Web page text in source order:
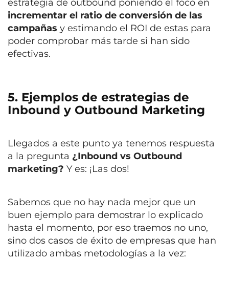
estrategia de outbound poniendo el foco en
incrementar el ratio de conversión de las
campañas y estimando el ROI de estas para
poder comprobar más tarde si han sido
efectivas.
5. Ejemplos de estrategias de
Inbound y Outbound Marketing
Llegados a este punto ya tenemos respuesta
a la pregunta ¿Inbound vs Outbound
marketing? Y es: ¡Las dos!
Sabemos que no hay nada mejor que un
buen ejemplo para demostrar lo explicado
hasta el momento, por eso traemos no uno,
sino dos casos de éxito de empresas que han
utilizado ambas metodologías a la vez: